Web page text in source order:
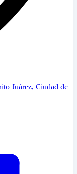
Juárez, Ciudad de